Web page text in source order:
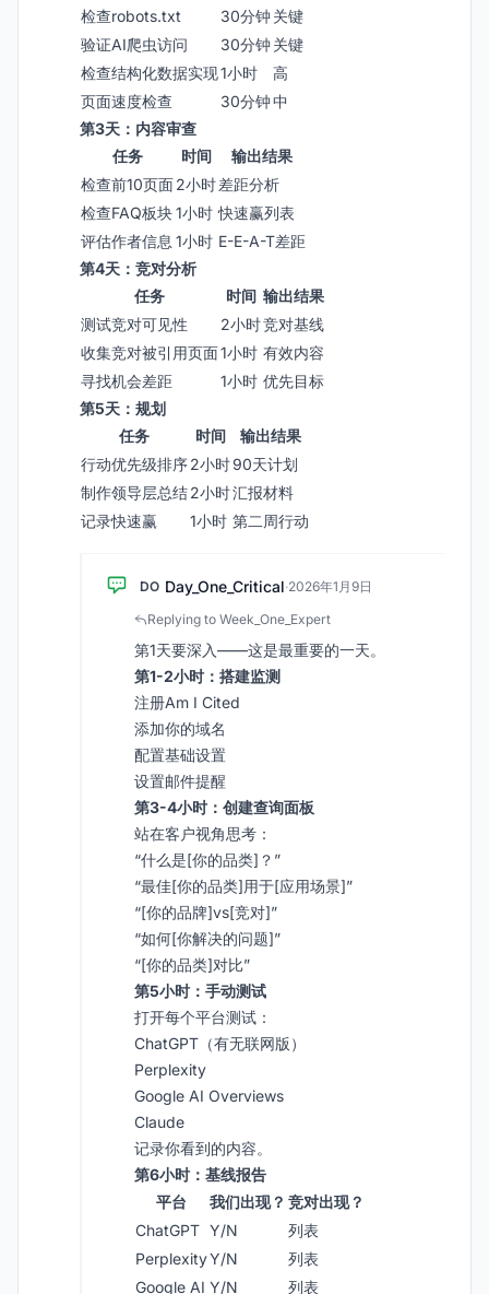
检查robots.txt
30分钟关键
验证AI爬虫访问
30分钟关键
检查结构化数据实现1小时
高
页面速度检查
30分钟中
第3天：内容审查
任务
时间
输出结果
检查前10页面2小时差距分析
检查FAQ板块1小时 快速赢列表
评估作者信息 1小时 E-E-A-T差距
第4天：竞对分析
任务
时间 输出结果
测试竞对可见性
2小时竞对基线
收集竞对被引用页面1小时 有效内容
寻找机会差距
1小时 优先目标
第5天：规划
任务
时间
输出结果
行动优先级排序2小时90天计划
制作领导层总结2小时汇报材料
记录快速赢
1小时 第二周行动
DO Day_One_Critical·2026年1月9日
Replying to Week_One_Expert
第1天要深入——这是最重要的一天。
第1-2小时：搭建监测
注册Am I Cited
添加你的域名
配置基础设置
设置邮件提醒
第3-4小时：创建查询面板
站在客户视角思考：
“什么是[你的品类]？”
“最佳[你的品类]用于[应用场景]”
“[你的品牌]vs[竞对]”
“如何[你解决的问题]”
“[你的品类]对比”
第5小时：手动测试
打开每个平台测试：
ChatGPT（有无联网版）
Perplexity
Google AI Overviews
Claude
记录你看到的内容。
第6小时：基线报告
平台
我们出现？ 竞对出现？
ChatGPT Y/N
列表
PerplexityY/N
列表
Google AI Y/N
列表